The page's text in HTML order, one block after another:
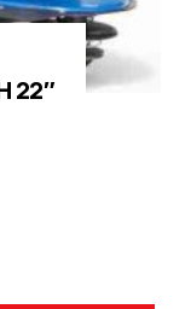
22″